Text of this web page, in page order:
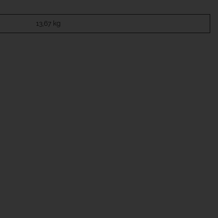
13,67 kg